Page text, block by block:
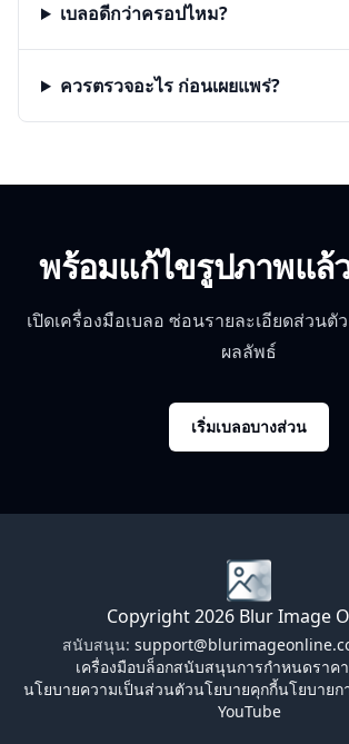
เบลอดีกว่าครอปไหม?
ควรตรวจอะไร ก่อนเผยแพร่?
พร้อมแก้ไขรูปภาพแล้
เปิดเครื่องมือเบลอ ซ่อนรายละเอียดส่วน
ผลลัพธ์
เริ่มเบลอบางส่วน
Copyright 2026 Blur Image
สนับสนุน:
เครื่องมือบล็อกสนับสนุนการกำหนดราคา
นโยบายความเป็นส่วนตัวนโยบายคุกกี้นโยบายก
YouTube